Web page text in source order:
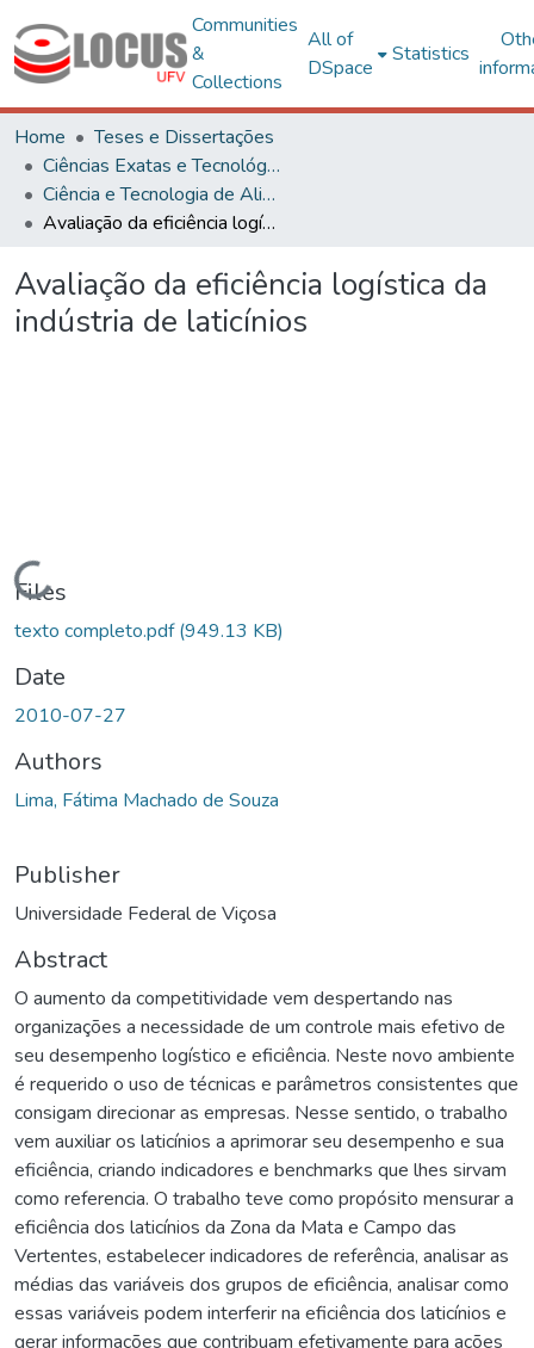
Communities
&
Collections
All of
DSpace
Statistics
Home
Teses e Dissertações
Ciências Exatas e Tecnológicas
Ciência e Tecnologia de Alimentos
Avaliação da eficiência logística da indústria de laticínios
Avaliação da eficiência logística da
indústria de laticínios
Loading...
Files
texto completo.pdf(949.13 KB)
Date
2010-07-27
Authors
Lima, Fátima Machado de Souza
Publisher
Universidade Federal de Viçosa
Abstract
O aumento da competitividade vem despertando nas
organizações a necessidade de um controle mais efetivo de
seu desempenho logístico e eficiência. Neste novo ambiente
é requerido o uso de técnicas e parâmetros consistentes que
consigam direcionar as empresas. Nesse sentido, o trabalho
vem auxiliar os laticínios a aprimorar seu desempenho e sua
eficiência, criando indicadores e benchmarks que lhes sirvam
como referencia. O trabalho teve como propósito mensurar a
eficiência dos laticínios da Zona da Mata e Campo das
Vertentes, estabelecer indicadores de referência, analisar as
médias das variáveis dos grupos de eficiência, analisar como
essas variáveis podem interferir na eficiência dos laticínios e
gerar informações que contribuam efetivamente para ações